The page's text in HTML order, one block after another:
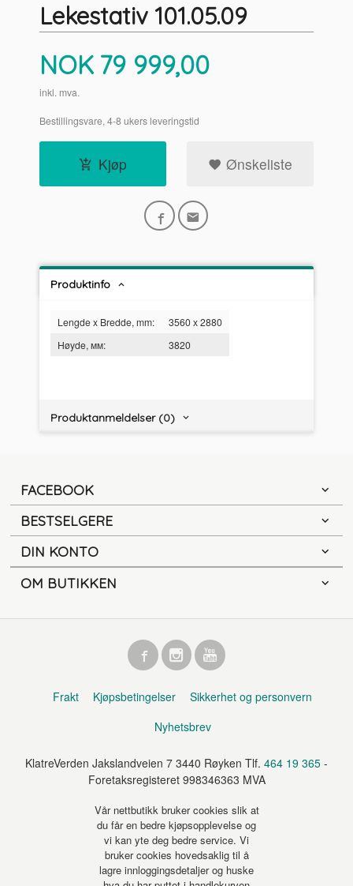
Lekestativ 101.05.09
Pris
NOK 79 999,00
inkl. mva.
Bestillingsvare, 4-8 ukers leveringstid
Kjøp Ønskeliste
Produktinfo
Lengde x Bredde, mm:
3560 х 2880
Høyde, мм:
3820
Produktanmeldelser (0)
FACEBOOK
BESTSELGERE
DIN KONTO
OM BUTIKKEN
Frakt Kjøpsbetingelser
Sikkerhet og personvern
Nyhetsbrev
KlatreVerden Jakslandveien 7 3440 Røyken Tlf. 464 19 365 -
Foretaksregisteret 998346363 MVA
Vår nettbutikk bruker cookies slik at
du får en bedre kjøpsopplevelse og
vi kan yte deg bedre service. Vi
bruker cookies hovedsaklig til å
lagre innloggingsdetaljer og huske